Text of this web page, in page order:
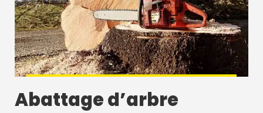
Abattage d’arbre